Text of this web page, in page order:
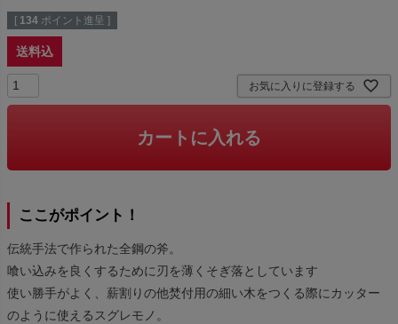
[ 134 ポイント進呈 ]
送料込
お気に入りに登録する
カートに入れる
ここがポイント！
伝統手法で作られた全鋼の斧。
喰い込みを良くするために刃を薄くそぎ落としています
使い勝手がよく、薪割りの他焚付用の細い木をつくる際にカッター
のように使えるスグレモノ。